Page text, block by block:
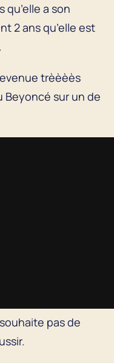
qu’elle a son
2 ans qu’elle est
trèèèès
Beyoncé sur un de
pas de